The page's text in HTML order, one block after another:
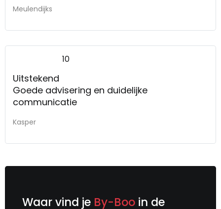
Meulendijks
10
Uitstekend
Goede advisering en duidelijke
communicatie
Kasper
Waar vind je By-Boo in de